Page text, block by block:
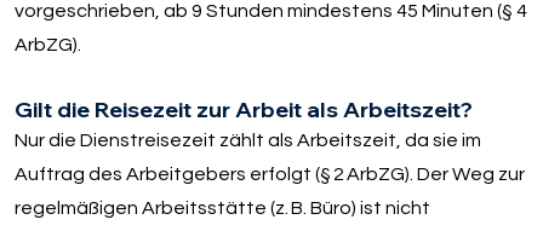
vorgeschrieben, ab 9 Stunden mindestens 45 Minuten (§ 4
ArbZG).
Gilt die Reisezeit zur Arbeit als Arbeitszeit?
Nur die Dienstreisezeit zählt als Arbeitszeit, da sie im
Auftrag des Arbeitgebers erfolgt (§ 2 ArbZG). Der Weg zur
regelmäßigen Arbeitsstätte (z. B. Büro) ist nicht